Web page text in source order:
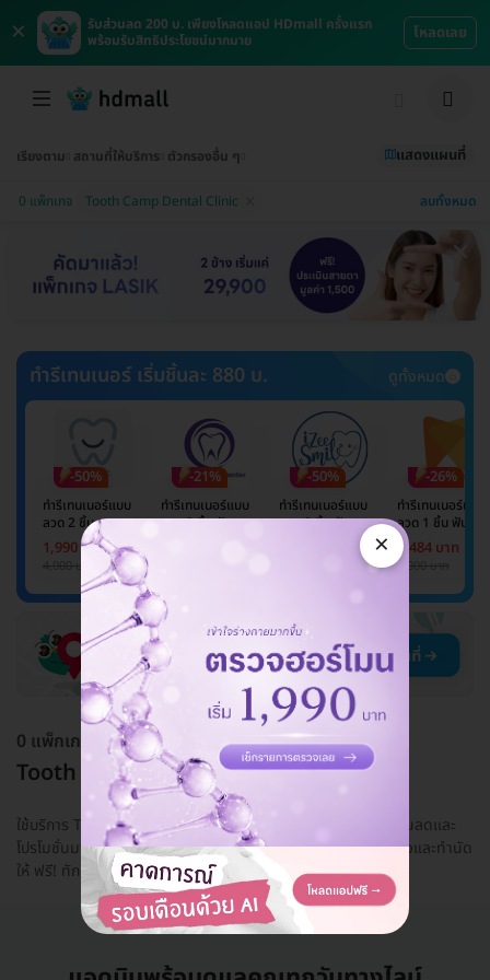
×
รับส่วนลด 200 บ. เพียงโหลดแอป HDmall ครั้งแรก
พร้อมรับสิทธิประโยชน์มากมาย
โหลดเลย
เรียงตาม สถานที่ให้บริการ ตัวกรองอื่น ๆ แสดงแผนที่
0 แพ็กเกจ Tooth Camp Dental Clinic ลบทั้งหมด
ทำรีเทนเนอร์ เริ่มชิ้นละ 880 บ. ดูทั้งหมด
-50%
ทำรีเทนเนอร์แบบ
ลวด 2 ชิ้น
1,990 บาท
4,000 บาท
-21%
ทำรีเทนเนอร์แบบ
ลวด 2 ชิ้น ฟันบน
-50%
ทำรีเทนเนอร์แบบ
ลวด 2 ชิ้น ฟันบน
-26%
ทำรีเทนเนอร์แบบ
ลวด 1 ชิ้น ฟันบน
หรือล่าง
1,484 บาท
2,000 บาท
0 แพ็กเกจ
Tooth Camp Dental Clinic
ใช้บริการ Tooth Camp Dental Clinic ในราคาที่ถูกกว่า ด้วยส่วนลดและ
โปรโมชั่นมากมายเมื่อจองผ่าน HDmall.co.th พร้อมบริการเช็กคิวและทำนัด
ให้ ฟรี! ทักแชท...อ่านเพิ่ม
×